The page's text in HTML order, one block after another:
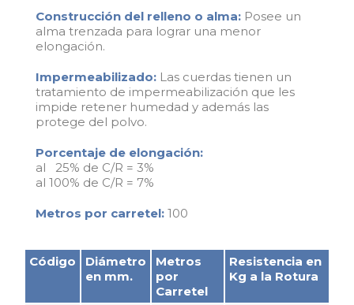
Construcción del relleno o alma: Posee un
alma trenzada para lograr una menor
elongación.
Impermeabilizado: Las cuerdas tienen un
tratamiento de impermeabilización que les
impide retener humedad y además las
protege del polvo.
Porcentaje de elongación:
al 25% de C/R = 3%
al 100% de C/R = 7%
Metros por carretel: 100
Código
Diámetro
en mm.
Metros
por
Carretel
Resistencia en
Kg a la Rotura